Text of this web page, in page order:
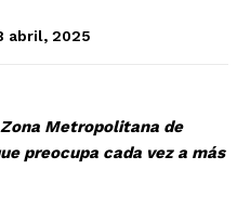
abril, 2025
Metropolitana de
preocupa cada vez a más